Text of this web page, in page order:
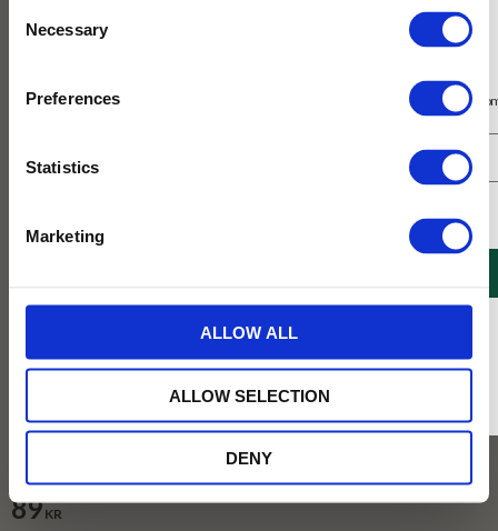
Selection
Necessary
Preferences
Statistics
Marketing
ALLOW ALL
ALLOW SELECTION
DENY
Vikt :100g
250g
89KR
Få 10% rabatt på ditt första köp på nätet och ta del av erbjudanden året
* Rabatten gäller endast online på Tehusetjava.se. Rabatten fungerar endast på